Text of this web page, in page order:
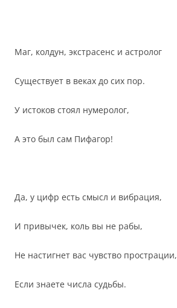
Маг, колдун, экстрасенс и астролог
Существует в веках до сих пор.
У истоков стоял нумеролог,
А это был сам Пифагор!
Да, у цифр есть смысл и вибрация,
И привычек, коль вы не рабы,
Не настигнет вас чувство прострации,
Если знаете числа судьбы.